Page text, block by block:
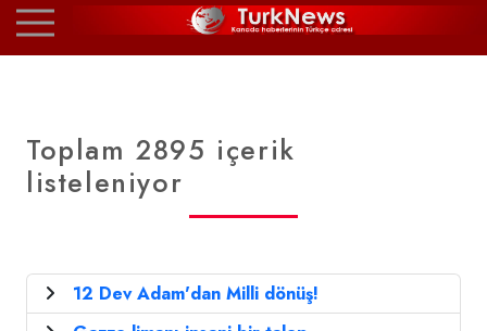
Toplam 2895 içerik
listeleniyor
12 Dev Adam'dan Milli dönüş!